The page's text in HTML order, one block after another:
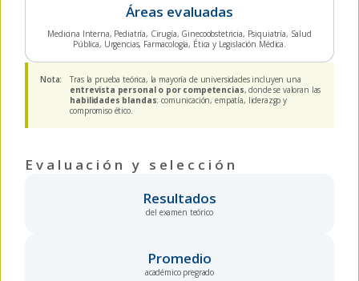
Áreas evaluadas
Medicina Interna, Pediatría, Cirugía, Ginecoobstetricia, Psiquiatría, Salud
Pública, Urgencias, Farmacología, Ética y Legislación Médica.
Nota:
Tras la prueba teórica, la mayoría de universidades incluyen una
entrevista personal o por competencias, donde se valoran las
habilidades blandas: comunicación, empatía, liderazgo y
compromiso ético.
Evaluación y selección
del examen teórico
Resultados
académico pregrado
Promedio